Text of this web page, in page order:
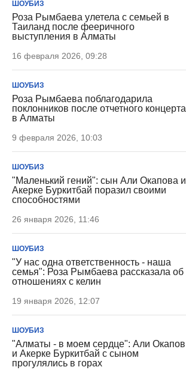
ШОУБИЗ
Роза Рымбаева улетела с семьей в
Таиланд после фееричного
выступления в Алматы
16 февраля 2026, 09:28
ШОУБИЗ
Роза Рымбаева поблагодарила
поклонников после отчетного концерта
в Алматы
9 февраля 2026, 10:03
ШОУБИЗ
"Маленький гений": сын Али Окапова и
Акерке Буркитбай поразил своими
способностями
26 января 2026, 11:46
ШОУБИЗ
"У нас одна ответственность - наша
семья": Роза Рымбаева рассказала об
отношениях с келин
19 января 2026, 12:07
ШОУБИЗ
"Алматы - в моем сердце": Али Окапов
и Акерке Буркитбай с сыном
прогулялись в горах